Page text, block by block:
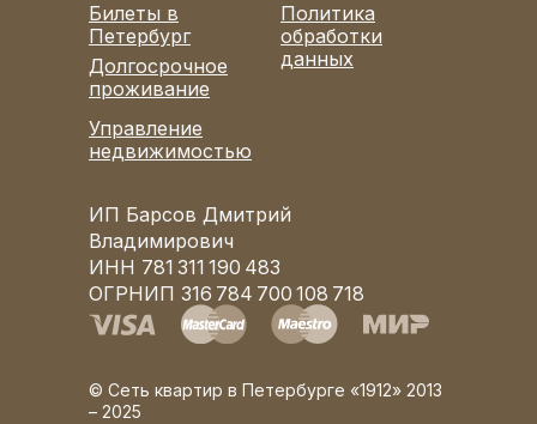
Билеты в
Петербург
Долгосрочное
проживание
Управление
недвижимостью
Политика
обработки
данных
ИП Барсов Дмитрий
Владимирович
ИНН 781 311 190 483
ОГРНИП 316 784 700 108 718
© Сеть квартир в Петербурге «1912» 2013
– 2025